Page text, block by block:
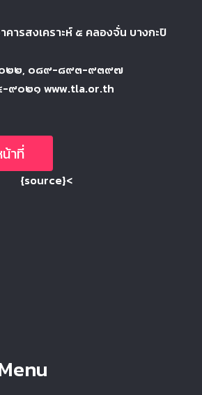
คารสงเคราะห์ ๕ คลองจั่น บางกะปิ
๒๒, ๐๘๙-๘๙๓-๙๓๙๗
๐๒๑ www.tla.or.th
าที่
{source}<